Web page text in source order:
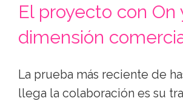
El proyecto con On
dimensión
La prueba más reciente de
llega la colaboración es su